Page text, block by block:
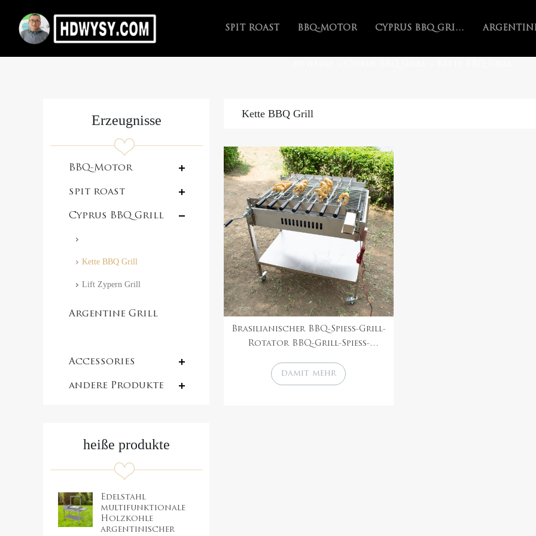
SPIT ROAST BBQ-MOTOR CYPRUS BBQ GRILL
Erzeugnisse
BBQ-Motor
spit roast
Cyprus BBQ Grill
Kette BBQ Grill
Lift Zypern Grill
Argentine Grill
rotisserie
Accessories
andere Produkte
heiße produkte
Edelstahl
multifunktionale
Holzkohle
argentinischer
Kette BBQ Grill
Brasilianischer BBQ-Spieß-Grill-
Rotator BBQ-Grill-Spieß-
Grills
damit mehr